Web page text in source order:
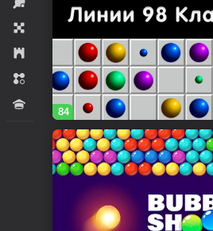
Strategiyalar
Uchtasi bir qator
Viktorinalar
84